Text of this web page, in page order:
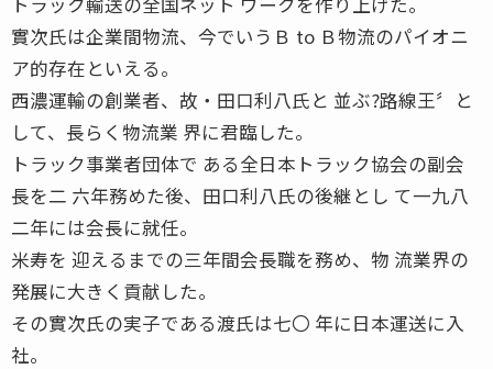
實次氏は企業間物流、今でいうＢ to Ｂ物流のパイオニ
ア的存在といえる。
西濃運輸の創業者、故・田口利八氏と 並ぶ?路線王〞と
して、長らく物流業 界に君臨した。
トラック事業者団体で ある全日本トラック協会の副会
長を二 六年務めた後、田口利八氏の後継とし て一九八
二年には会長に就任。
米寿を 迎えるまでの三年間会長職を務め、物 流業界の
発展に大きく貢献した。
その實次氏の実子である渡氏は七〇 年に日本運送に入
社。